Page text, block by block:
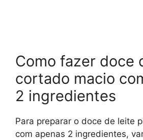
Como fazer doce
cortado macio
2 ingredientes
Para preparar o doce de leite
com apenas 2 ingredientes,